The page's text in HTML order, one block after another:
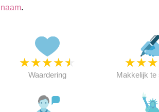
naam.
★★★★★
Waardering
★★★
Makkelijk te